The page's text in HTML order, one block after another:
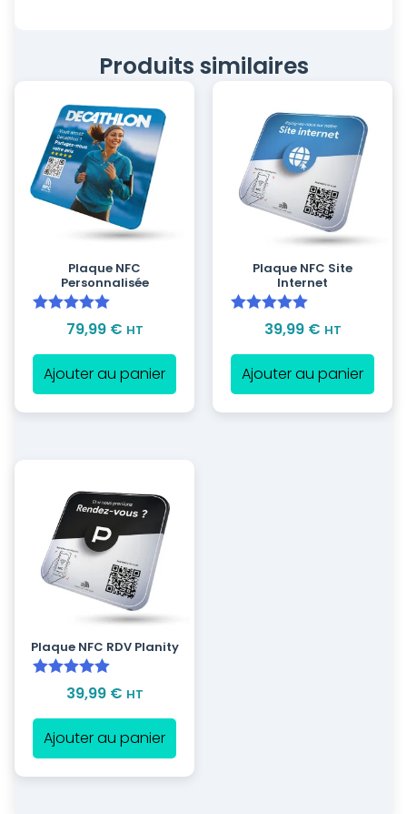
Produits similaires
Plaque NFC
Personnalisée
Note5.00
79,99 € HT
Ajouter au panier
Plaque NFC Site
Internet
Note5.00
39,99 € HT
Ajouter au panier
Plaque NFC RDV Planity
Note5.00
39,99 € HT
Ajouter au panier